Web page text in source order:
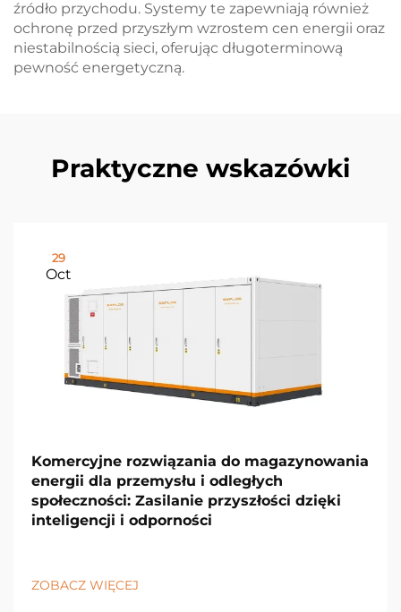
źródło przychodu. Systemy te zapewniają również
ochronę przed przyszłym wzrostem cen energii oraz
niestabilnością sieci, oferując długoterminową
pewność energetyczną.
Praktyczne wskazówki
29
Oct
Komercyjne rozwiązania do magazynowania
energii dla przemysłu i odległych
społeczności: Zasilanie przyszłości dzięki
inteligencji i odporności
ZOBACZ WIĘCEJ